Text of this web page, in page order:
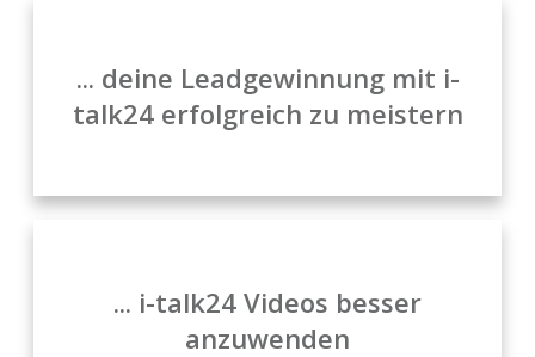
... deine Leadgewinnung mit i-
talk24 erfolgreich zu meistern
... i-talk24 Videos besser
anzuwenden